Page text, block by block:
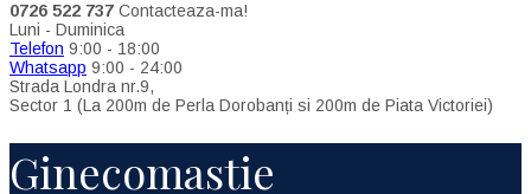
0726 522 737 Contacteaza-ma!
Luni - Duminica
Telefon 9:00 - 18:00
Whatsapp 9:00 - 24:00
Strada Londra nr.9,
Sector 1 (La 200m de Perla Dorobanți si 200m de Piata Victoriei)
Ginecomastie